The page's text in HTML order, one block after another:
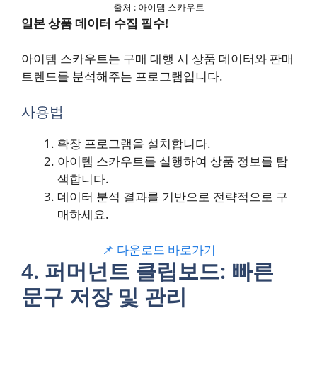
출처 : 아이템 스카우트
일본 상품 데이터 수집 필수!
아이템 스카우트는 구매 대행 시 상품 데이터와 판매
트렌드를 분석해주는 프로그램입니다.
사용법
확장 프로그램을 설치합니다.
아이템 스카우트를 실행하여 상품 정보를 탐
색합니다.
데이터 분석 결과를 기반으로 전략적으로 구
매하세요.
📌 다운로드 바로가기
4. 퍼머넌트 클립보드: 빠른
문구 저장 및 관리